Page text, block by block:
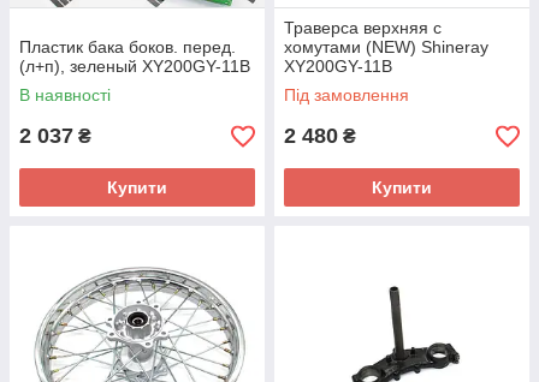
Пластик бака боков. перед.
(л+п), зеленый XY200GY-11B
В наявності
2 037 ₴
Купити
Траверса верхняя с
хомутами (NEW) Shineray
XY200GY-11B
Під замовлення
2 480 ₴
Купити